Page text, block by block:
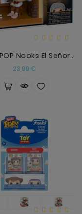
Figura POP Nooks El Señor De Los Anillos Bilbo
23,99 €